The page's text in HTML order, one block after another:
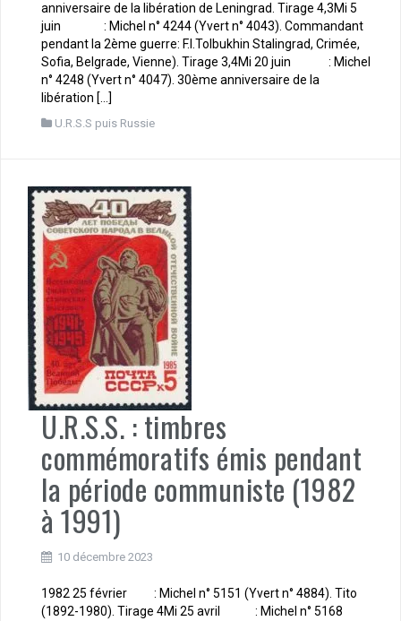
anniversaire de la libération de Leningrad. Tirage 4,3Mi 5
juin : Michel n° 4244 (Yvert n° 4043). Commandant
pendant la 2ème guerre: F.I.Tolbukhin Stalingrad, Crimée,
Sofia, Belgrade, Vienne). Tirage 3,4Mi 20 juin : Michel
n° 4248 (Yvert n° 4047). 30ème anniversaire de la
libération […]
U.R.S.S puis Russie
U.R.S.S. : timbres
commémoratifs émis pendant
la période communiste (1982
à 1991)
10 décembre 2023
1982 25 février : Michel n° 5151 (Yvert n° 4884). Tito
(1892-1980). Tirage 4Mi 25 avril : Michel n° 5168